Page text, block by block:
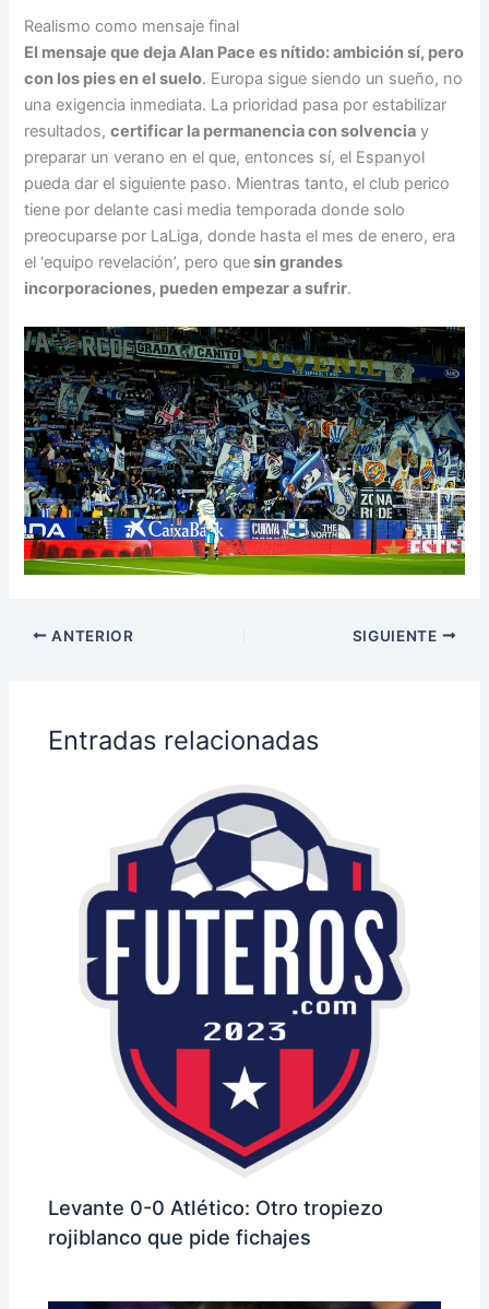
Realismo como mensaje final
El mensaje que deja Alan Pace es nítido: ambición sí, pero
con los pies en el suelo. Europa sigue siendo un sueño, no
una exigencia inmediata. La prioridad pasa por estabilizar
resultados,certificar la permanencia con solvencia y
preparar un verano en el que, entonces sí, el Espanyol
pueda dar el siguiente paso. Mientras tanto, el club perico
tiene por delante casi media temporada donde solo
preocuparse por LaLiga, donde hasta el mes de enero, era
el ‘equipo revelación’, pero quesin grandes
incorporaciones, pueden empezar a sufrir.
ANTERIOR SIGUIENTE
Entradas relacionadas
Levante 0-0 Atlético: Otro tropiezo
rojiblanco que pide fichajes